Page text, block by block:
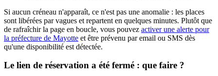
Si aucun créneau n'apparaît, ce n'est pas une anomalie : les places
sont libérées par vagues et repartent en quelques minutes. Plutôt que
de rafraîchir la page en boucle, vous pouvez activer une alerte pour
la préfecture de Mayotte et être prévenu par email ou SMS dès
qu'une disponibilité est détectée.
Le lien de réservation a été fermé : que faire ?